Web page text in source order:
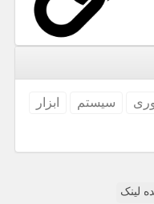
سیستم
ابزار
لینک